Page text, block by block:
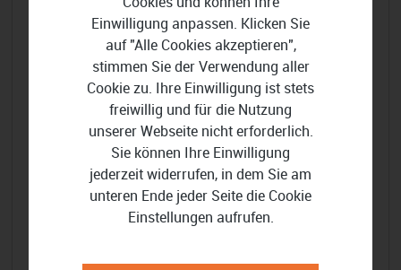
Einwilligung anpassen. Klicken Sie
auf "Alle Cookies akzeptieren",
stimmen Sie der Verwendung aller
Cookie zu. Ihre Einwilligung ist stets
freiwillig und für die Nutzung
unserer Webseite nicht erforderlich.
Sie können Ihre Einwilligung
jederzeit widerrufen, in dem Sie am
unteren Ende jeder Seite die Cookie
Einstellungen aufrufen.